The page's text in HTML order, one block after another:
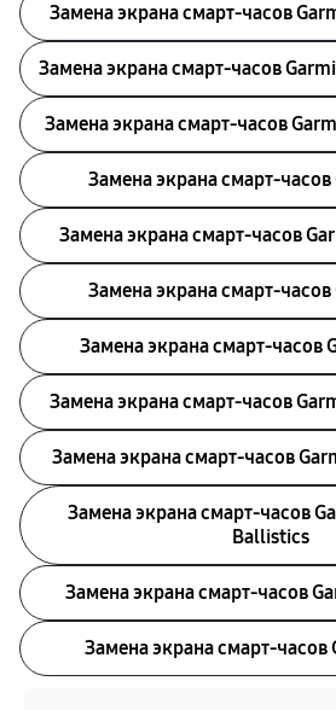
Замена экрана смарт-часов
Замена экрана смарт-часов
Замена экрана смарт-часов
Замена экрана смарт-часов
Замена экрана смарт-часов
Замена экрана смарт-часов
Замена экрана смарт-часов
Замена экрана смарт-часов
Замена экрана смарт-часов
Замена экрана смарт-часов
Ballistics
Замена экрана смарт-часов
Замена экрана смарт-часов